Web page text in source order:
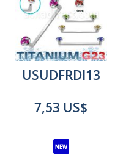
USUDFRDI13
7,53 US$